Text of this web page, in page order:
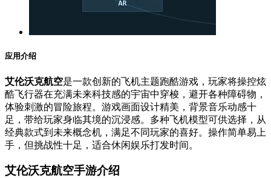
应用介绍
艾伦沃克航空是一款创新的飞机主题跑酷游戏，玩家将操控炫
酷飞行器在充满未来科技感的宇宙中穿梭，避开各种障碍物，
体验刺激的冒险旅程。游戏画面设计精美，背景音乐动感十
足，带给玩家身临其境的沉浸感。多种飞机模型可供选择，从
经典款式到未来概念机，满足不同玩家的喜好。操作简单易上
手，但挑战性十足，适合休闲娱乐打发时间。
艾伦沃克航空手游介绍